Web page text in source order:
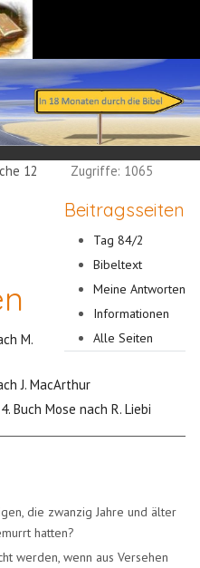
12 Zugriffe: 1065
Beitragsseiten
Tag 84/2
Bibeltext
Meine Antworten
Informationen
Alle Seiten
M.
J. MacArthur
Buch Mose nach R. Liebi
die zwanzig Jahre und älter
hatten?
werden, wenn aus Versehen